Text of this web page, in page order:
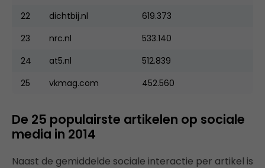
22
dichtbij.nl
619.373
23
nrc.nl
533.140
24
at5.nl
512.839
25
vkmag.com 452.560
De 25 populairste artikelen op sociale
media in 2014
Naast de gemiddelde sociale interactie per artikel is